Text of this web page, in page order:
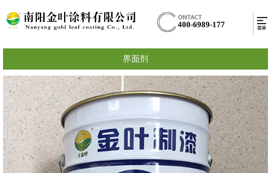
400-6989-177
界面剂